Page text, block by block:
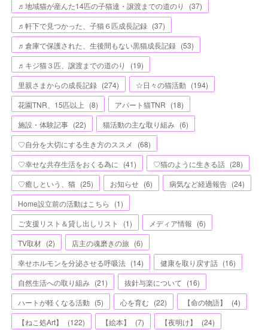
♬地域猫が産んた14匹の子猫達・譲渡までの道のり
(37)
♬軒下で見つかった、子猫６匹成長記録 (37)
♬倉庫で保護された、生後間もない黒猫成長記録 (53)
♬キジ猫３匹、譲渡までの道のり
(19)
里親さまからの成長記録 (274) ☆日々の猫活動 (194)
花園TNR、15匹以上 (8) アパート猫TNR (18)
施設・体験記事 (22) 猫活動の主な取り組み (6)
♡自分を大切にする生き方のススメ
(68)
♡幸せな共存生活をおくる為に (41) ♡猫のように生きる話 (28)
♡癒しという、猫 (25) お知らせ (6) 病気など経過報告 (24)
Home設立前の活動はこちら
(1)
ご支援リスト＆貸し出しリスト
(1) メディア情報 (6)
TV取材 (2) 店主の魂磨きの旅 (6)
幸せホルモンを分泌させる呼吸法 (14) 健康を取り戻す話 (16)
自然生活への取り組み (21) 抜針与楽について (16)
ハートが軽くなる活動 (5) 心を育む (22) 【命の物語】 (4)
【ねこ処Art】
(122) 【絵本】 (7) 【夜明け】 (24)